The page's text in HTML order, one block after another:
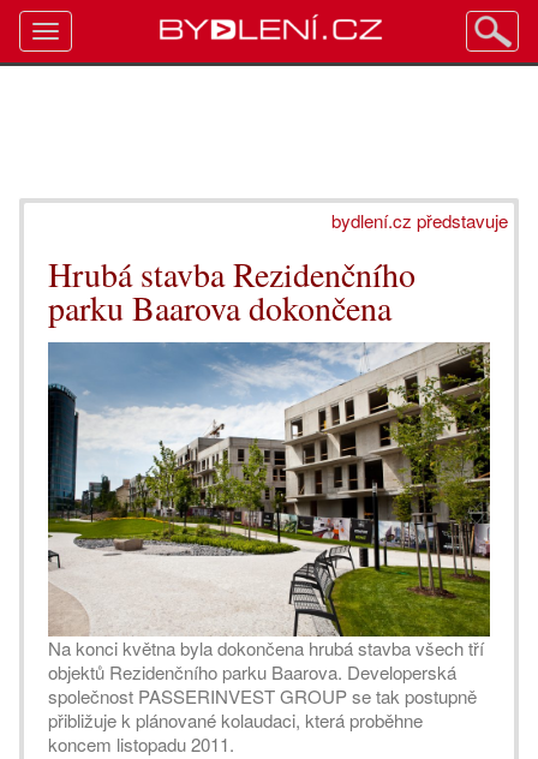
bydlení.cz představuje
Hrubá stavba Rezidenčního
parku Baarova dokončena
Na konci května byla dokončena hrubá stavba všech tří
objektů Rezidenčního parku Baarova. Developerská
společnost PASSERINVEST GROUP se tak postupně
přibližuje k plánované kolaudaci, která proběhne
koncem listopadu 2011.
Toggle
navigation